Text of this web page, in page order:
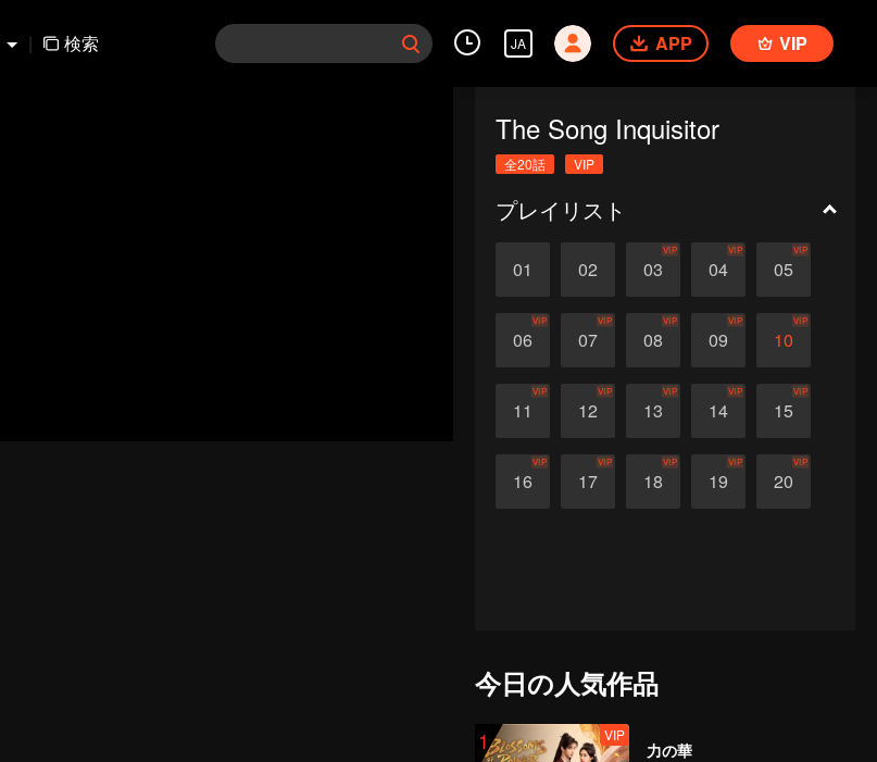
| 検索 JA APP VIP
The Song Inquisitor
全20話 VIP
プレイリスト
01 02 03
VIP
04
VIP
05
VIP
06
VIP
07
VIP
08
VIP
09
VIP
10
VIP
11
VIP
12
VIP
13
VIP
14
VIP
15
VIP
16
VIP
17
VIP
18
VIP
19
VIP
20
VIP
今日の人気作品
1 VIP
力の華